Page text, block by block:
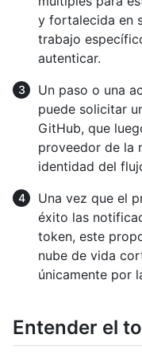
y fortalecida en
trabajo
autenticar.
Un paso o una
puede solicitar
GitHub, que
proveedor de la
identidad del
Una vez que el
éxito las
token, este
nube de vida
únicamente por
Entender el